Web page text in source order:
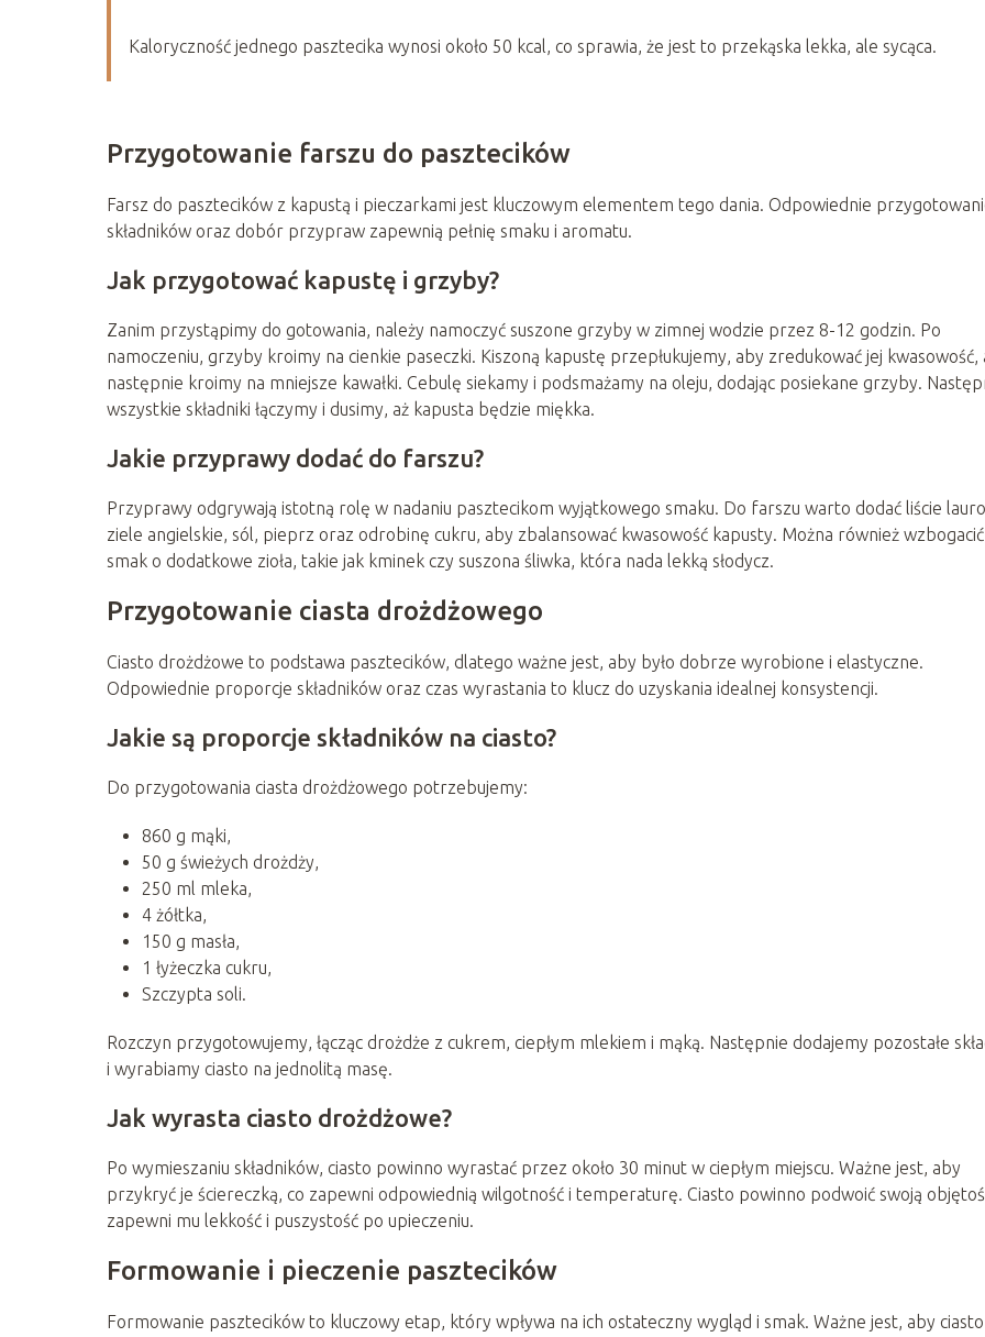
Kaloryczność jednego pasztecika wynosi około 50 kcal, co sprawia, że jest to przekąska lekka, ale sycąca.
Przygotowanie farszu do pasztecików
Farsz do pasztecików z kapustą i pieczarkami jest kluczowym elementem tego dania. Odpowiednie
składników oraz dobór przypraw zapewnią pełnię smaku i aromatu.
Jak przygotować kapustę i grzyby?
Zanim przystąpimy do gotowania, należy namoczyć suszone grzyby w zimnej wodzie przez 8-12 godzin. Po
namoczeniu, grzyby kroimy na cienkie paseczki. Kiszoną kapustę przepłukujemy, aby zredukować jej kwasowość,
następnie kroimy na mniejsze kawałki. Cebulę siekamy i podsmażamy na oleju, dodając posiekane grzyby.
wszystkie składniki łączymy i dusimy, aż kapusta będzie miękka.
Jakie przyprawy dodać do farszu?
Przyprawy odgrywają istotną rolę w nadaniu pasztecikom wyjątkowego smaku. Do farszu warto dodać liście
ziele angielskie, sól, pieprz oraz odrobinę cukru, aby zbalansować kwasowość kapusty. Można również wzbogacić
smak o dodatkowe zioła, takie jak kminek czy suszona śliwka, która nada lekką słodycz.
Przygotowanie ciasta drożdżowego
Ciasto drożdżowe to podstawa pasztecików, dlatego ważne jest, aby było dobrze wyrobione i elastyczne.
Odpowiednie proporcje składników oraz czas wyrastania to klucz do uzyskania idealnej konsystencji.
Jakie są proporcje składników na ciasto?
Do przygotowania ciasta drożdżowego potrzebujemy:
860 g mąki,
50 g świeżych drożdży,
250 ml mleka,
4 żółtka,
150 g masła,
1 łyżeczka cukru,
Szczypta soli.
Rozczyn przygotowujemy, łącząc drożdże z cukrem, ciepłym mlekiem i mąką. Następnie dodajemy pozostałe
i wyrabiamy ciasto na jednolitą masę.
Jak wyrasta ciasto drożdżowe?
Po wymieszaniu składników, ciasto powinno wyrastać przez około 30 minut w ciepłym miejscu. Ważne jest, aby
przykryć je ściereczką, co zapewni odpowiednią wilgotność i temperaturę. Ciasto powinno podwoić swoją
zapewni mu lekkość i puszystość po upieczeniu.
Formowanie i pieczenie pasztecików
Formowanie pasztecików to kluczowy etap, który wpływa na ich ostateczny wygląd i smak. Ważne jest, aby ciasto